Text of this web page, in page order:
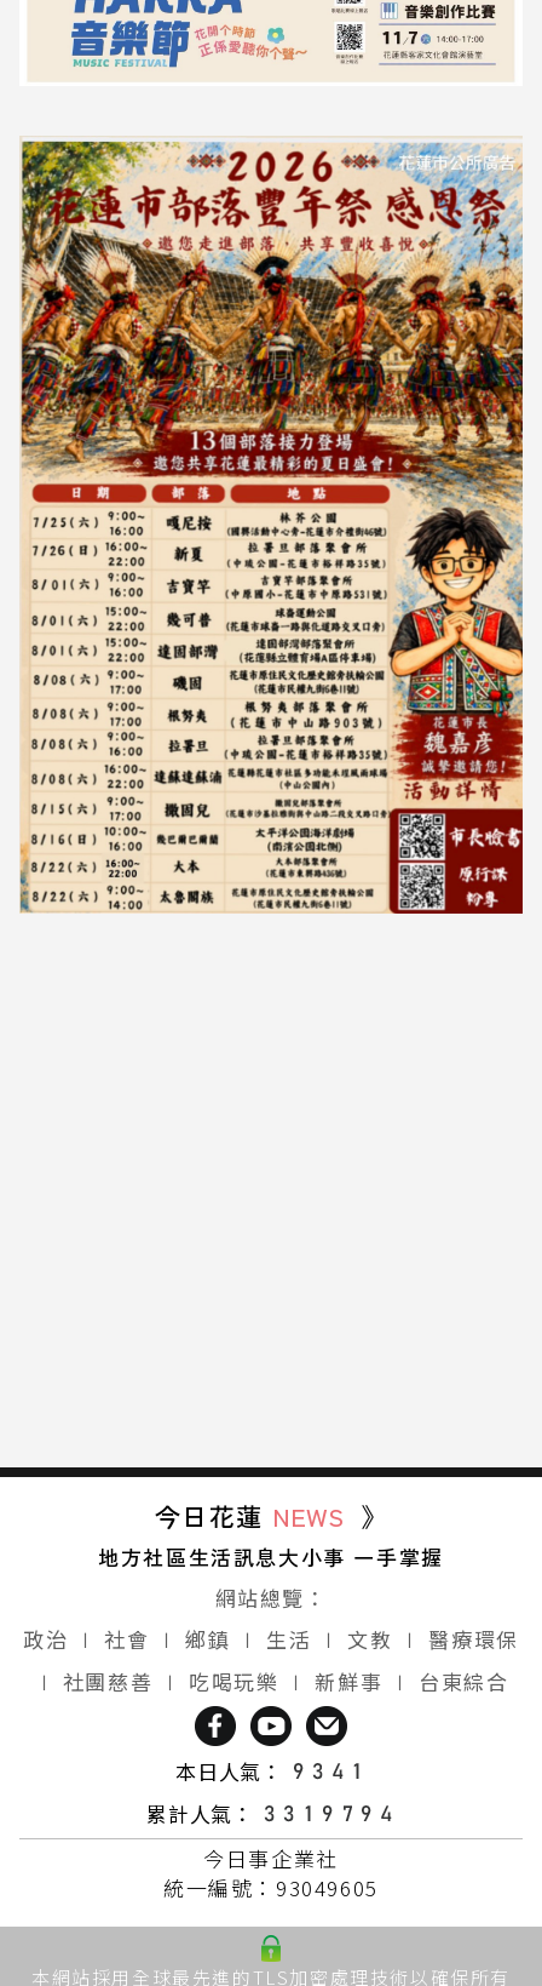
今日花蓮 NEWS 》
地方社區生活訊息大小事 一手掌握
網站總覽：
政治 ∣ 社會 ∣ 鄉鎮 ∣ 生活 ∣ 文教 ∣
醫療環保
∣ 社團慈善 ∣ 吃喝玩樂 ∣ 新鮮事 ∣ 台東綜合
本日人氣：
累計人氣：
今日事企業社
統一編號：93049605
本網站採用全球最先進的TLS加密處理技術以確保所有